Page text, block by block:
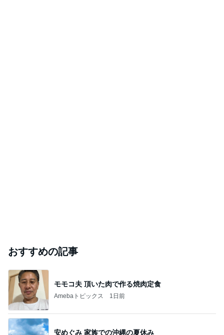
おすすめの記事
モモコ夫 頂いた肉で作る焼肉定食
Amebaトピックス 1日前
安めぐみ 家族での沖縄の夏休み